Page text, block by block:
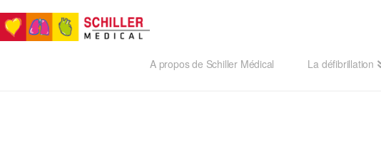
A propos de Schiller Médical La défibrillation